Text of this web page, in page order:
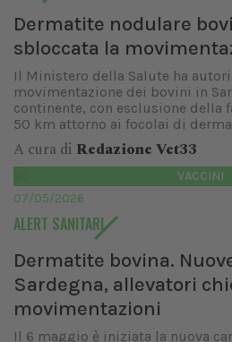
Dermatite nodulare
sbloccata la
Il Ministero della Salute ha
movimentazione dei bovini in
continente, con esclusione della
50 km attorno ai focolai di
A cura di Redazione Vet33
VACCINI
07/05/2026
ALERT SANITARI
Dermatite bovina.
Sardegna, allevatori
movimentazioni
Il 6 maggio è iniziata la nuova